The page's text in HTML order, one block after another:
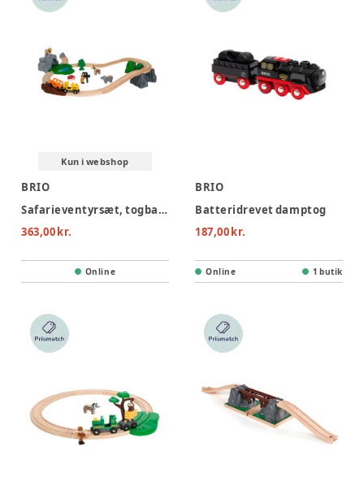
Kun i webshop
BRIO
Safarieventyrsæt, togbane
363,00 kr.
Online
BRIO
Batteridrevet damptog
187,00 kr.
Online 1 butik